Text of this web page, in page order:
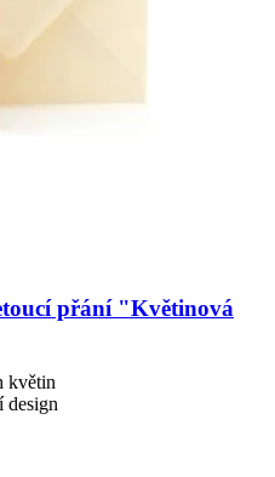
přání "Květinová
květin
design